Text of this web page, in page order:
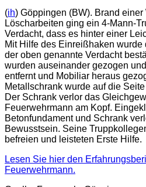
(ih) Göppingen (BW). Brand einer
Löscharbeiten ging ein 4-Mann-
Verdacht, dass es hinter einer
Mit Hilfe des Einreißhaken wurde
der oben genannte Verdacht
wurden auseinander gezogen
entfernt und Mobiliar heraus
Metallschrank wurde auf die
Der Schrank verlor das
Feuerwehrmann am Kopf.
Betonfundament und Schrank
Bewusstsein. Seine
befreien und leisteten Erste Hilfe.
Lesen Sie hier den
Feuerwehrmann.